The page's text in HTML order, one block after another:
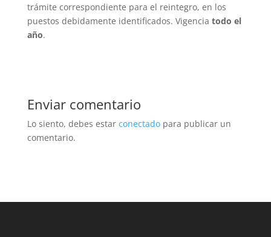
trámite correspondiente para el reintegro, en los
puestos debidamente identificados. Vigencia todo el
año.
Enviar comentario
Lo siento, debes estar conectadopara publicar un
comentario.